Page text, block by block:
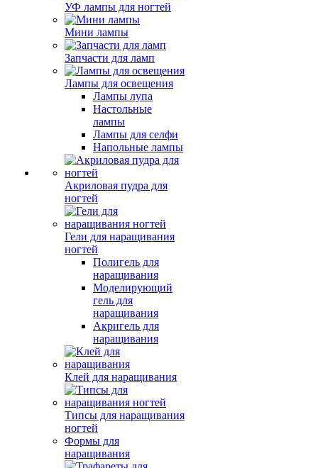
УФ лампы для ногтей
Мини лампы
Запчасти для ламп
Лампы для освещения
Лампы лупа
Настольные
лампы
Лампы для селфи
Напольные лампы
Акриловая пудра для
ногтей
Гели для наращивания
ногтей
Полигель для
наращивания
Моделирующий
гель для
наращивания
Акригель для
наращивания
Клей для наращивания
Типсы для наращивания
ногтей
Формы для
наращивания